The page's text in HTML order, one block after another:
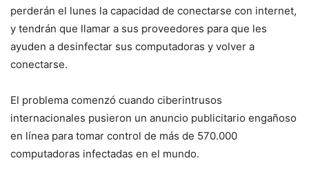
perderán el lunes la capacidad de conectarse con internet,
y tendrán que llamar a sus proveedores para que les
ayuden a desinfectar sus computadoras y volver a
conectarse.
El problema comenzó cuando ciberintrusos
internacionales pusieron un anuncio publicitario engañoso
en línea para tomar control de más de 570.000
computadoras infectadas en el mundo.